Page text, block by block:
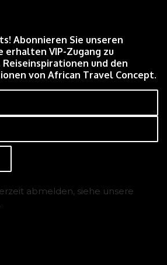
Abonnieren Sie unseren
erhalten VIP-Zugang zu
und den
von African Travel Concept.
abmelden, siehe unsere